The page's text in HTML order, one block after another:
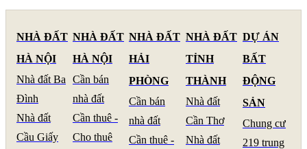
NHÀ ĐẤT
HÀ NỘI
Nhà đất Ba
Đình
Nhà đất
Cầu Giấy
NHÀ ĐẤT
HÀ NỘI
Cần bán
nhà đất
Cần thuê -
Cho thuê
NHÀ ĐẤT
HẢI
PHÒNG
Cần bán
nhà đất
Cần thuê -
NHÀ ĐẤT
TỈNH
THÀNH
Nhà đất
Cần Thơ
Nhà đất
DỰ ÁN
BẤT
ĐỘNG
SẢN
Chung cư
219 trung